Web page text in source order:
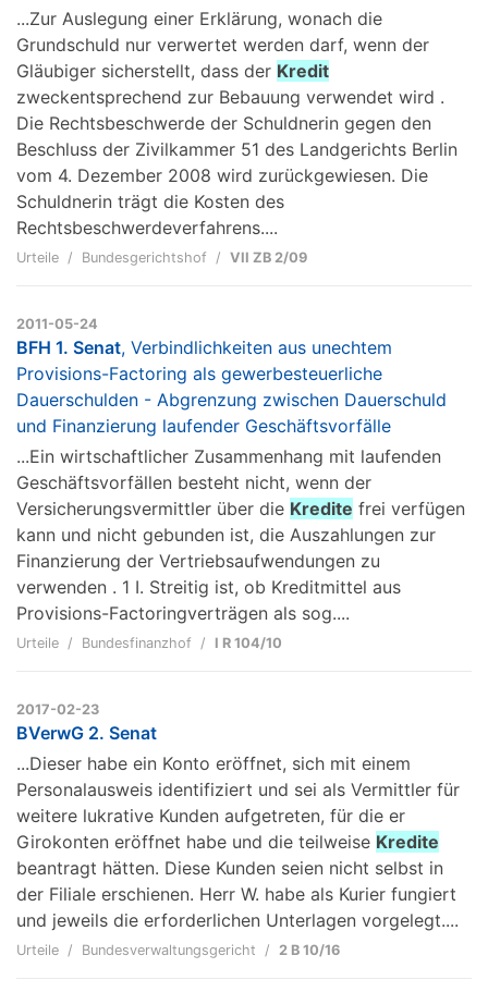
...Zur Auslegung einer Erklärung, wonach die
Grundschuld nur verwertet werden darf, wenn der
Gläubiger sicherstellt, dass der Kredit
zweckentsprechend zur Bebauung verwendet wird .
Die Rechtsbeschwerde der Schuldnerin gegen den
Beschluss der Zivilkammer 51 des Landgerichts Berlin
vom 4. Dezember 2008 wird zurückgewiesen. Die
Schuldnerin trägt die Kosten des
Rechtsbeschwerdeverfahrens....
Urteile Bundesgerichtshof VII ZB 2/09
2011-05-24
BFH 1. Senat, Verbindlichkeiten aus unechtem
Provisions-Factoring als gewerbesteuerliche
Dauerschulden - Abgrenzung zwischen Dauerschuld
und Finanzierung laufender Geschäftsvorfälle
...Ein wirtschaftlicher Zusammenhang mit laufenden
Geschäftsvorfällen besteht nicht, wenn der
Versicherungsvermittler über die Kredite frei verfügen
kann und nicht gebunden ist, die Auszahlungen zur
Finanzierung der Vertriebsaufwendungen zu
verwenden . 1 I. Streitig ist, ob Kreditmittel aus
Provisions-Factoringverträgen als sog....
Urteile Bundesfinanzhof I R 104/10
2017-02-23
BVerwG 2. Senat
...Dieser habe ein Konto eröffnet, sich mit einem
Personalausweis identifiziert und sei als Vermittler für
weitere lukrative Kunden aufgetreten, für die er
Girokonten eröffnet habe und die teilweise Kredite
beantragt hätten. Diese Kunden seien nicht selbst in
der Filiale erschienen. Herr W. habe als Kurier fungiert
und jeweils die erforderlichen Unterlagen vorgelegt....
Urteile Bundesverwaltungsgericht 2 B 10/16